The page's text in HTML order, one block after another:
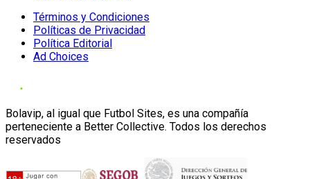
Términos y Condiciones
Políticas de Privacidad
Política Editorial
Ad Choices
Bolavip, al igual que Futbol Sites, es una compañía
perteneciente a Better Collective. Todos los derechos
reservados